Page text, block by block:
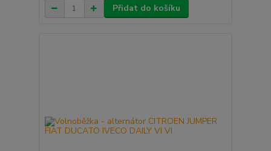
Přidat do košíku